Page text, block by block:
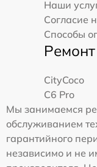
Наши
Согласие
Способы
CityCoco
C6 Pro
Мы занимаемся
обслуживанием
гарантийного
независимо и не